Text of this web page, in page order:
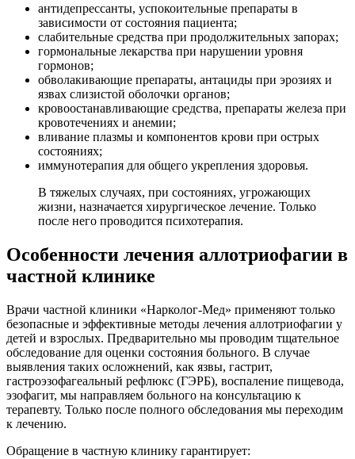
антидепрессанты, успокоительные препараты в
зависимости от состояния пациента;
слабительные средства при продолжительных запорах;
гормональные лекарства при нарушении уровня
гормонов;
обволакивающие препараты, антациды при эрозиях и
язвах слизистой оболочки органов;
кровоостанавливающие средства, препараты железа при
кровотечениях и анемии;
вливание плазмы и компонентов крови при острых
состояниях;
иммунотерапия для общего укрепления здоровья.
В тяжелых случаях, при состояниях, угрожающих
жизни, назначается хирургическое лечение. Только
после него проводится психотерапия.
Особенности лечения аллотриофагии в
частной клинике
Врачи частной клиники «Нарколог-Мед» применяют только
безопасные и эффективные методы лечения аллотриофагии у
детей и взрослых. Предварительно мы проводим тщательное
обследование для оценки состояния больного. В случае
выявления таких осложнений, как язвы, гастрит,
гастроэзофагеальный рефлюкс (ГЭРБ), воспаление пищевода,
эзофагит, мы направляем больного на консультацию к
терапевту. Только после полного обследования мы переходим
к лечению.
Обращение в частную клинику гарантирует: